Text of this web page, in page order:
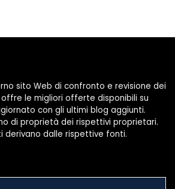
sito Web di confronto e revisione dei
le migliori offerte disponibili su
con gli ultimi blog aggiunti.
di proprietà dei rispettivi proprietari.
derivano dalle rispettive fonti.